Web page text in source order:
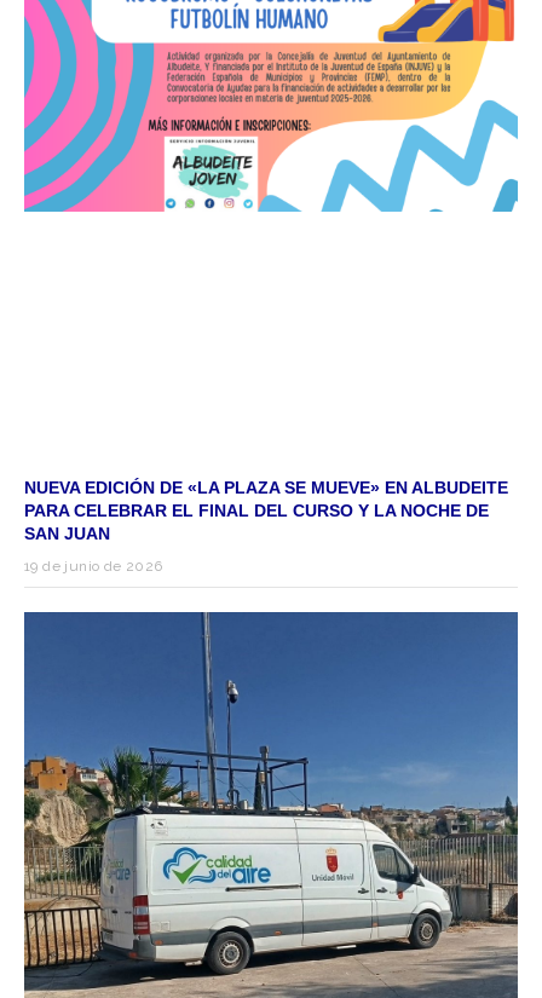
NUEVA EDICIÓN DE «LA PLAZA SE MUEVE» EN ALBUDEITE
PARA CELEBRAR EL FINAL DEL CURSO Y LA NOCHE DE
SAN JUAN
19 de junio de 2026